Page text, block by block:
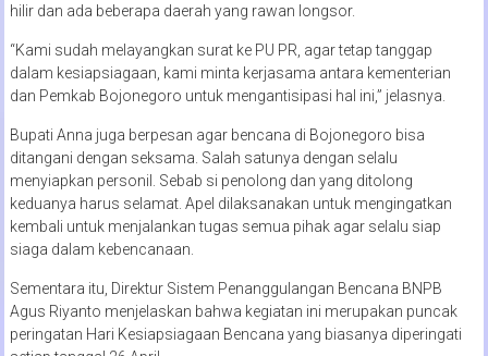
hilir dan ada beberapa daerah yang rawan longsor.
“Kami sudah melayangkan surat ke PU PR, agar tetap tanggap
dalam kesiapsiagaan, kami minta kerjasama antara kementerian
dan Pemkab Bojonegoro untuk mengantisipasi hal ini,” jelasnya.
Bupati Anna juga berpesan agar bencana di Bojonegoro bisa
ditangani dengan seksama. Salah satunya dengan selalu
menyiapkan personil. Sebab si penolong dan yang ditolong
keduanya harus selamat. Apel dilaksanakan untuk mengingatkan
kembali untuk menjalankan tugas semua pihak agar selalu siap
siaga dalam kebencanaan.
Sementara itu, Direktur Sistem Penanggulangan Bencana BNPB
Agus Riyanto menjelaskan bahwa kegiatan ini merupakan puncak
peringatan Hari Kesiapsiagaan Bencana yang biasanya diperingati